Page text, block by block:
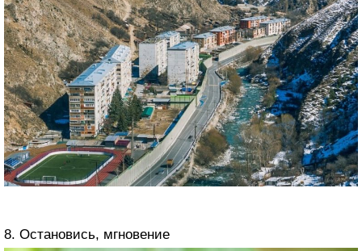
8. Остановись, мгновение